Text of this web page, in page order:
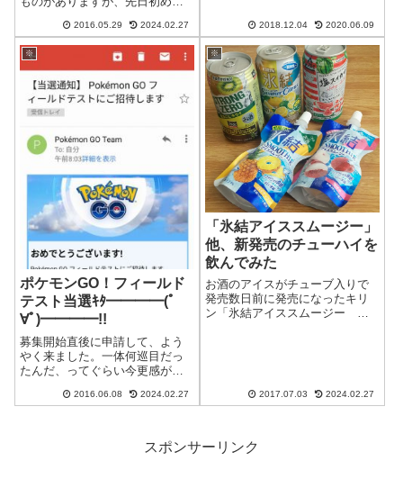
女」が妙に艶めかしかったので
紹介します。燃えるような赤の
ミニスカートと一見大人モノっ
ぽい靴のせいか、どことなくホ
ステスっぽいですね。...
2016.05.29 2024.02.27 2018.12.04 2020.06.09
※
ポケモンGO！フィールド
テスト当選ｷﾀ━━━━(ﾟ
∀ﾟ)━━━━!!
募集開始直後に申請して、よう
やく来ました。一体何巡目だっ
たんだ、ってぐらい今更感が強
は今も変わらないのでとてもう
られているので、公式から明か
2016.06.08 2024.02.27
※
「氷結アイススムージー」
他、新発売のチューハイを
飲んでみた
お酒のアイスがチューブ入りで
発売数日前に発売になったキリ
ン「氷結アイススムージー ラ
ージー ライチ／...
2017.07.03 2024.02.27
スポンサーリンク